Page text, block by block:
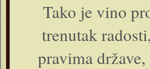
Tako je vino
trenutak
pravima